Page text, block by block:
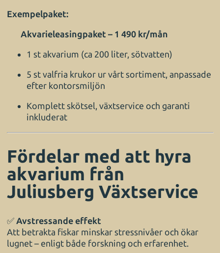
Exempelpaket:
Akvarieleasingpaket – 1 490 kr/mån
1 st akvarium (ca 200 liter, sötvatten)
5 st valfria krukor ur vårt sortiment, anpassade
efter kontorsmiljön
Komplett skötsel, växtservice och garanti
inkluderat
Fördelar med att hyra
akvarium från
Juliusberg Växtservice
✅Avstressande effekt
Att betrakta fiskar minskar stressnivåer och ökar
lugnet – enligt både forskning och erfarenhet.